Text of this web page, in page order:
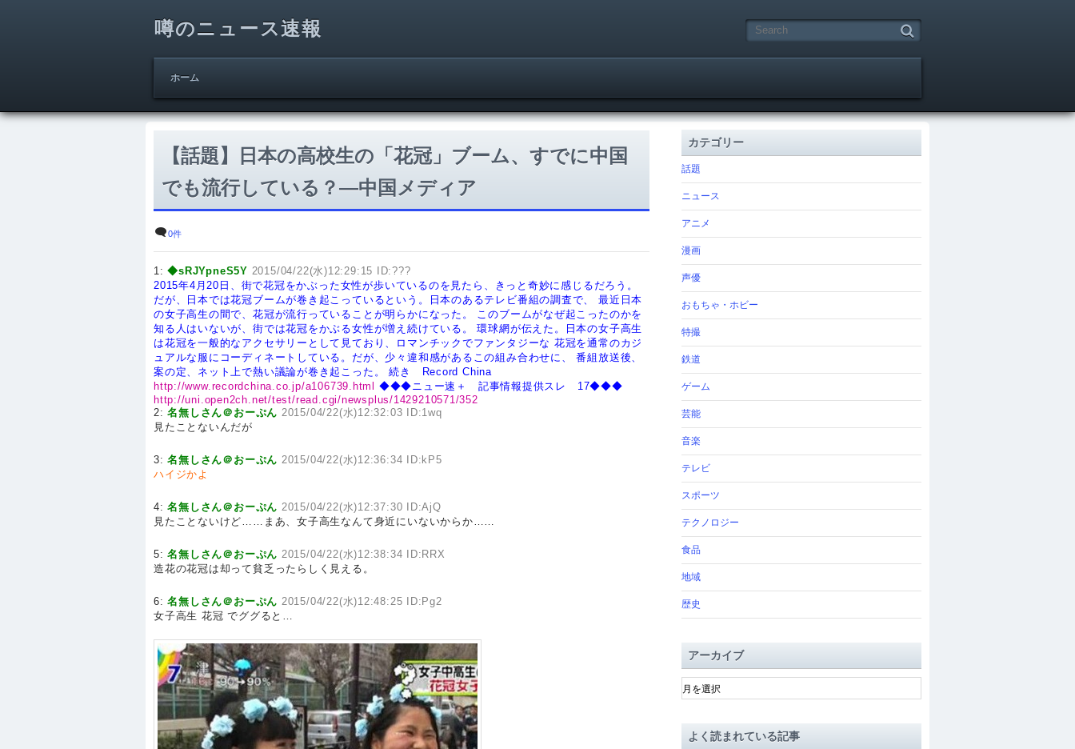
噂のニュース速報
ホーム
【話題】日本の高校生の「花冠」ブーム、すでに中国
でも流行している？―中国メディア
0件
1:◆sRJYpneS5Y 2015/04/22(水)12:29:15 ID:???
2015年4月20日、街で花冠をかぶった女性が歩いているのを見たら、きっと奇妙に感じるだろう。
だが、日本では花冠ブームが巻き起こっているという。日本のあるテレビ番組の調査で、
最近日本
の女子高生の間で、花冠が流行っていることが明らかになった。
このブームがなぜ起こったのかを
知る人はいないが、街では花冠をかぶる女性が増え続けている。
環球網が伝えた。
日本の女子高生
は花冠を一般的なアクセサリーとして見ており、ロマンチックでファンタジーな 花冠を通常のカジ
ュアルな服にコーディネートしている。だが、少々違和感があるこの組み合わせに、
番組放送後、
案の定、ネット上で熱い議論が巻き起こった。
続き Record China
http://www.recordchina.co.jp/a106739.html
◆◆◆ニュー速＋ 記事情報提供スレ 17◆◆◆
http://uni.open2ch.net/test/read.cgi/newsplus/1429210571/352
2:名無しさん＠おーぷん 2015/04/22(水)12:32:03 ID:1wq
見たことないんだが
3:名無しさん＠おーぷん 2015/04/22(水)12:36:34 ID:kP5
ハイジかよ
4:名無しさん＠おーぷん 2015/04/22(水)12:37:30 ID:AjQ
見たことないけど……まあ、女子高生なんて身近にいないからか……
5:名無しさん＠おーぷん 2015/04/22(水)12:38:34 ID:RRX
造花の花冠は却って貧乏ったらしく見える。
6:名無しさん＠おーぷん 2015/04/22(水)12:48:25 ID:Pg2
女子高生 花冠 でググると…
カテゴリー
話題
ニュース
アニメ
漫画
声優
おもちゃ・ホビー
特撮
鉄道
ゲーム
芸能
音楽
テレビ
スポーツ
テクノロジー
食品
地域
歴史
アーカイブ
ア
ー
ブよく読まれている記事